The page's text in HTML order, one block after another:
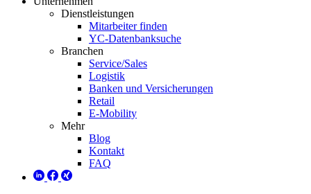
Dienstleistungen
Mitarbeiter finden
YC-Datenbanksuche
Branchen
Service/Sales
Logistik
Banken und Versicherungen
Retail
E-Mobility
Mehr
Blog
Kontakt
FAQ